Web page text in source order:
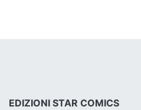
EDIZIONI STAR COMICS